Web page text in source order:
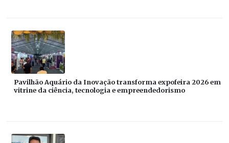
Pavilhão Aquário da Inovação transforma expofeira 2026 em
vitrine da ciência, tecnologia e empreendedorismo